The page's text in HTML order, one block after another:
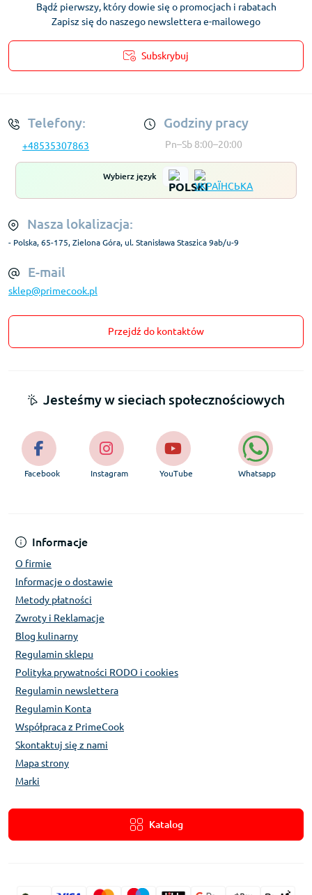
Bądź pierwszy, który dowie się o promocjach i rabatach
Zapisz się do naszego newslettera e-mailowego
Subskrybuj
Telefony:
+48535307863
Godziny pracy
Pn–Sb 8:00–20:00
Wybierz język
Nasza lokalizacja:
- Polska, 65-175, Zielona Góra, ul. Stanisława Staszica 9ab/u-9
E-mail
sklep@primecook.pl
Przejdź do kontaktów
Informacje
O firmie
Informacje o dostawie
Metody płatności
Zwroty i Reklamacje
Blog kulinarny
Regulamin sklepu
Polityka prywatności RODO i cookies
Regulamin newslettera
Regulamin Konta
Współpraca z PrimeCook
Skontaktuj się z nami
Mapa strony
Marki
Katalog
Jesteśmy w sieciach społecznościowych
Facebook Instagram YouTube Whatsapp